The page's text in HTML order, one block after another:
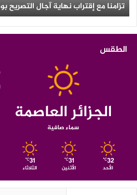
تزامنا مع إقتراب نهاية آجال التصريح
الطقس
الجزائر العاصمة
سماء صافية
32
℃
الأحد
31
℃
الأثنين
31
℃
الثلاثاء